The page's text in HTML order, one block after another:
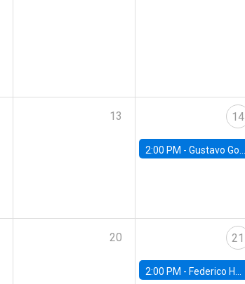
13 14
2:00 PM - Gustavo González - Banco Central de Chile
20 21
2:00 PM - Federico Huneeus - Banco Central de Chile